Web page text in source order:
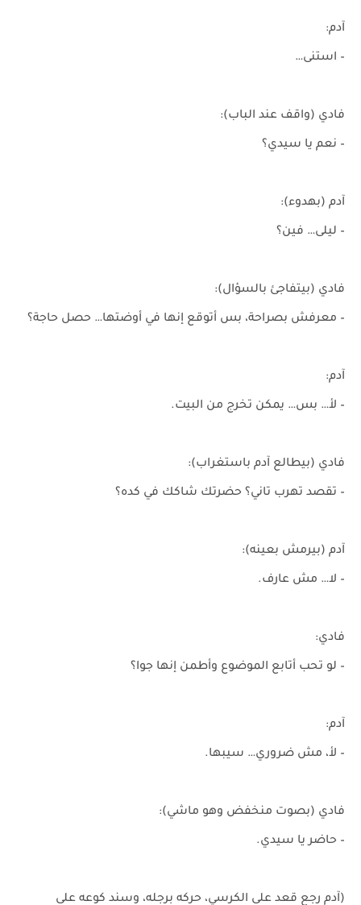
آدم:
– استنى…
فادي (واقف عند الباب):
– نعم يا سيدي؟
آدم (بهدوء):
– ليلى… فين؟
فادي (بيتفاجئ بالسؤال):
– معرفش بصراحة، بس أتوقع إنها في أوضتها… حصل حاجة؟
آدم:
– لأ… بس… يمكن تخرج من البيت.
فادي (بيطالع آدم باستغراب):
– تقصد تهرب تاني؟ حضرتك شاكك في كده؟
آدم (بيرمش بعينه):
– لا… مش عارف.
فادي:
– لو تحب أتابع الموضوع وأطمن إنها جوا؟
آدم:
– لأ، مش ضروري… سيبها.
فادي (بصوت منخفض وهو ماشي):
– حاضر يا سيدي.
(آدم رجع قعد على الكرسي، حركه برجله، وسند كوعه على